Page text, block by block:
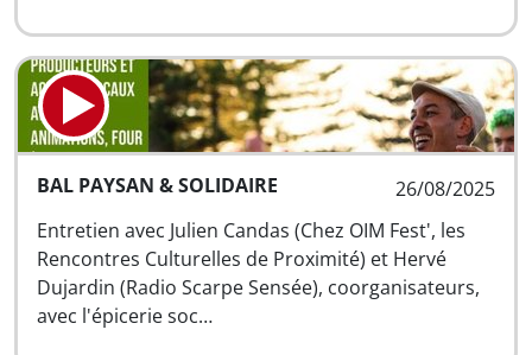
26/08/2025
BAL PAYSAN & SOLIDAIRE
Entretien avec Julien Candas (Chez OIM Fest', les
Rencontres Culturelles de Proximité) et Hervé
Dujardin (Radio Scarpe Sensée), coorganisateurs,
avec l'épicerie soc…